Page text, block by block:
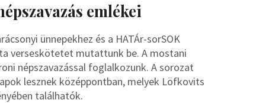
emlékei
ünnepekhez és a HATÁr-sorSOK
verseskötetet mutattunk be. A mostani
népszavazással foglalkozunk. A sorozat
lesznek középpontban, melyek Löfkovits
találhatók.